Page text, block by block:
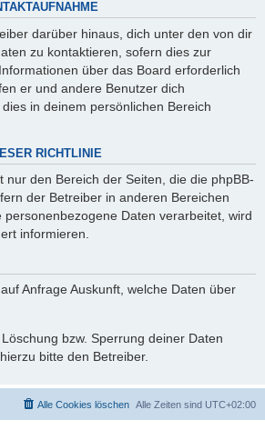
darüber hinaus, dich unter den von dir
zu kontaktieren, sofern dies zur
über das Board erforderlich
er und andere Benutzer dich
in deinem persönlichen Bereich
RICHTLINIE
nur den Bereich der Seiten, die die phpBB-
der Betreiber in anderen Bereichen
personenbezogene Daten verarbeitet, wird
informieren.
Anfrage Auskunft, welche Daten über
bzw. Sperrung deiner Daten
bitte den Betreiber.
Alle Zeiten sind UTC+02:00
Alle Cookies löschen